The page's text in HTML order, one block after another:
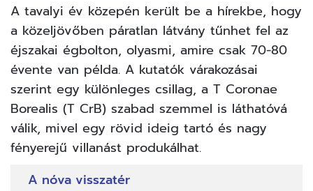
A tavalyi év közepén került be a hírekbe, hogy
a közeljövőben páratlan látvány tűnhet fel az
éjszakai égbolton, olyasmi, amire csak 70-80
évente van példa. A kutatók várakozásai
szerint egy különleges csillag, a T Coronae
Borealis (T CrB) szabad szemmel is láthatóvá
válik, mivel egy rövid ideig tartó és nagy
fényerejű villanást produkálhat.
A nóva visszatér